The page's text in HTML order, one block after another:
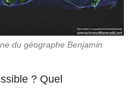
du géographe Benjamin
? Quel